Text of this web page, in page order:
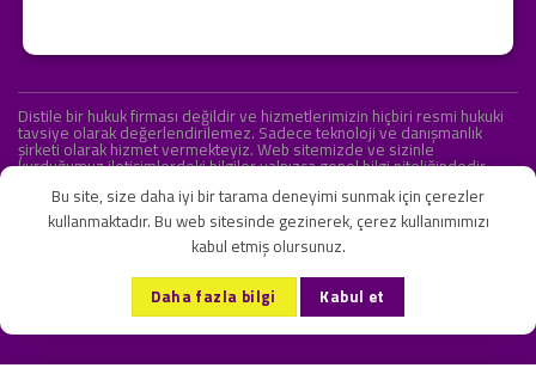
Distile bir hukuk firması değildir ve hizmetlerimizin hiçbiri resmi hukuki
tavsiye olarak değerlendirilemez. Sadece teknoloji ve danışmanlık
şirketi olarak hizmet vermekteyiz. Web sitemizde ve sizinle
kurduğumuz iletişimlerdeki bilgiler yalnızca genel bilgi niteliğindedir.
KVKK ve Gizlilik Sözleşmesi S.S.S. İletişim
Copyright 2026 ©Onlipr Teknoloji ve Ticaret A.Ş.
Bu site, size daha iyi bir tarama deneyimi sunmak için çerezler
kullanmaktadır. Bu web sitesinde gezinerek, çerez kullanımımızı
kabul etmiş olursunuz.
Daha fazla bilgi Kabul et